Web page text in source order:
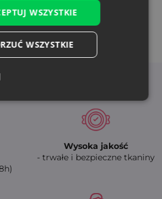
Wysoka jakość
- trwałe i bezpieczne tkaniny
WSZYSTKIE
WSZYSTKIE